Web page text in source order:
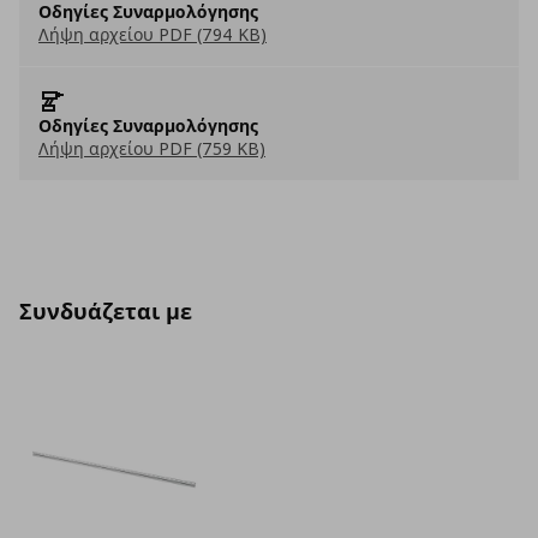
Οδηγίες Συναρμολόγησης
Λήψη αρχείου PDF (794 KB)
Οδηγίες Συναρμολόγησης
Λήψη αρχείου PDF (759 KB)
Συνδυάζεται με